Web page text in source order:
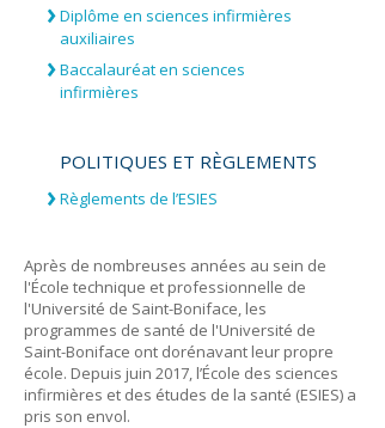
Diplôme en sciences infirmières
auxiliaires
Baccalauréat en sciences
infirmières
POLITIQUES ET RÈGLEMENTS
Règlements de l’ESIES
Après de nombreuses années au sein de
l'École technique et professionnelle de
l'Université de Saint-Boniface, les
programmes de santé de l'Université de
Saint-Boniface ont dorénavant leur propre
école. Depuis juin 2017, l’École des sciences
infirmières et des études de la santé (ESIES) a
pris son envol.